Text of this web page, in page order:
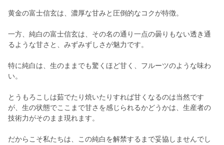
黄金の富士信玄は、濃厚な甘みと圧倒的なコクが特徴。
一方、純白の富士信玄は、その名の通り一点の曇りもない透き通
るような甘さと、みずみずしさが魅力です。
特に純白は、生のままでも驚くほど甘く、フルーツのような味わ
い。
とうもろこしは茹でたり焼いたりすれば甘くなるのは当然です
が、生の状態でここまで甘さを感じられるかどうかは、生産者の
技術力がそのまま現れます。
だからこそ私たちは、この純白を解禁するまで妥協しませんでし